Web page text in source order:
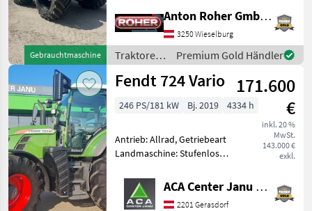
Gebrauchtmaschine
Zapfwellendrehzahl:
540E/1000,
Höchstgeschwindigkeit in
km/h: 50 km/h, Aufladung:
Turb
Anton Roher GmbH (ACA Center Roher)
3250 Wieselburg
Traktoren
/ Fendt
Premium Gold Händler
Fendt 724 Vario 171.600
€
inkl. 20 %
MwSt.
143.000 €
exkl.
246 PS/181 kW Bj. 2019 4334 h
Antrieb: Allrad, Getriebeart
Landmaschine: Stufenloses
Zapfwellendrehzahl:
540/540E/1000/1000E,
ACA Center Janu GmbH
2201 Gerasdorf